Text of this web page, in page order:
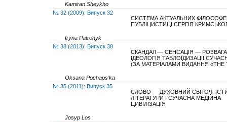
Kamiran Sheykho
№ 32 (2009): Випуск 32
СИСТЕМА АКТУАЛЬНИХ
ПУБЛІЦИСТИЦІ СЕРГІЯ
Iryna Patronyk
№ 38 (2013): Випуск 38
СКАНДАЛ — СЕНСАЦІЯ —
ІДЕОЛОГІЯ ТАБЛОЇДИЗАЦІЇ
(ЗА МАТЕРІАЛАМИ ВИДАННЯ «THE
Oksana Pochaps’ka
№ 35 (2011): Випуск 35
СЛОВО — ДУХОВНИЙ СВІТОЧ.
ЛІТЕРАТУРИ І СУЧАСНА МЕДІЙНА
ЦИВІЛІЗАЦІЯ
Josyp Los